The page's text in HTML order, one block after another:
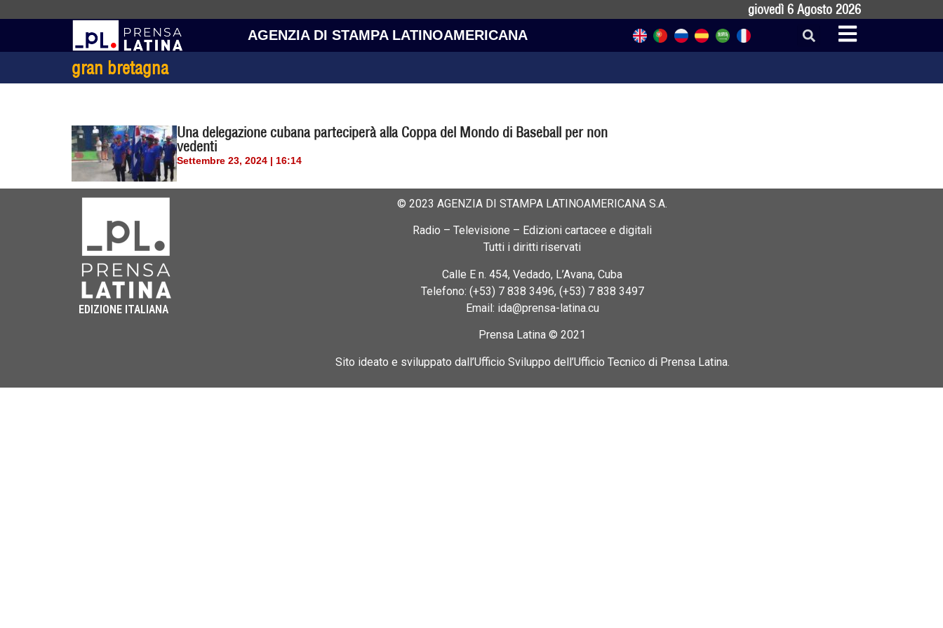
giovedì 6 Agosto 2026
AGENZIA DI STAMPA LATINOAMERICANA
gran bretagna
Una delegazione cubana parteciperà alla Coppa del Mondo di Baseball per non
vedenti
Settembre 23, 2024 | 16:14
EDIZIONE ITALIANA
© 2023 AGENZIA DI STAMPA LATINOAMERICANA S.A.
Radio – Televisione – Edizioni cartacee e digitali
Tutti i diritti riservati
Calle E n. 454, Vedado, L’Avana, Cuba
Telefono: (+53) 7 838 3496, (+53) 7 838 3497
Email: ida@prensa-latina.cu
Prensa Latina © 2021
Sito ideato e sviluppato dall’Ufficio Sviluppo dell’Ufficio Tecnico di Prensa Latina.